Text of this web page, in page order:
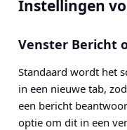
Instellingen
Venster Bericht
Standaard wordt het
in een nieuwe tab,
een bericht
optie om dit in een